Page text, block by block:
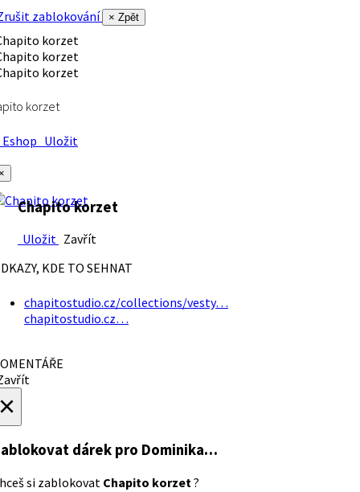
zablokování
× Zpět
korzet
Uložit
Chapito korzet
Uložit Zavřít
KDE TO SEHNAT
chapitostudio.cz/collections/vesty…
chapitostudio.cz…
dárek pro Dominika…
si zablokovat Chapito korzet?